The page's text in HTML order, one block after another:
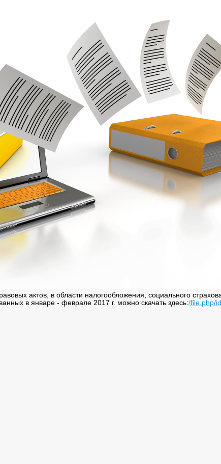
актов, в области налогообложения, социального
в январе - феврале 2017 г. можно скачать здесь:/file.php/